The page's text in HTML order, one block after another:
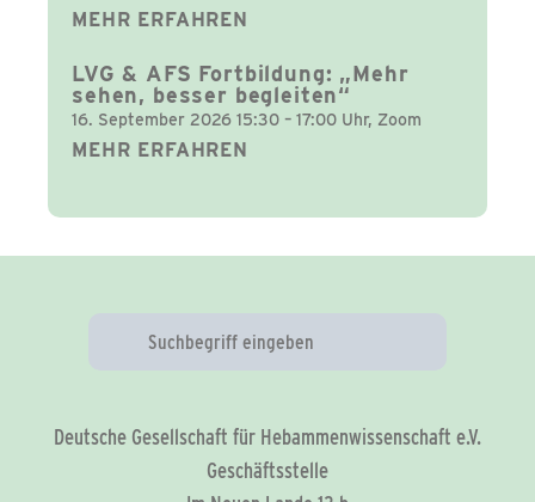
MEHR ERFAHREN
LVG & AFS Fortbildung: „Mehr
sehen, besser begleiten“
16. September 2026 15:30 – 17:00 Uhr, Zoom
MEHR ERFAHREN
Deutsche Gesellschaft für Hebammenwissenschaft e.V.
Geschäftsstelle